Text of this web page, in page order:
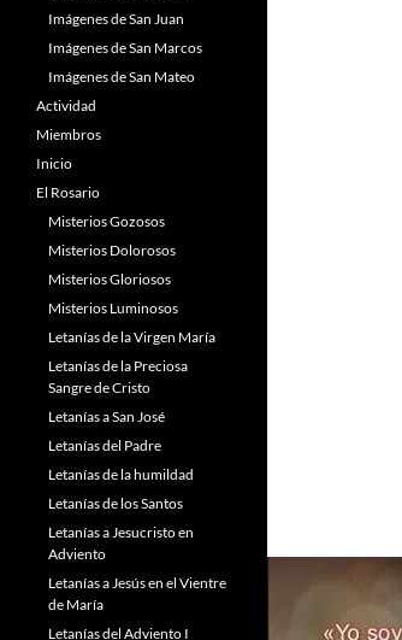
Imágenes de San Juan
Imágenes de San Marcos
Imágenes de San Mateo
Actividad
Miembros
Inicio
El Rosario
Misterios Gozosos
Misterios Dolorosos
Misterios Gloriosos
Misterios Luminosos
Letanías de la Virgen María
Letanías de la Preciosa
Sangre de Cristo
Letanías a San José
Letanías del Padre
Letanías de la humildad
Letanías de los Santos
Letanías a Jesucristo en
Adviento
Letanías a Jesús en el Vientre
de María
Letanías del Adviento I